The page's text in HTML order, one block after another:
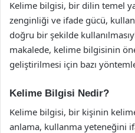
Kelime bilgisi, bir dilin temel
zenginliği ve ifade gücü,
doğru bir şekilde
makalede, kelime bilgisinin
geliştirilmesi için bazı
Kelime Bilgisi Nedir?
Kelime bilgisi, bir kişinin
anlama, kullanma yeteneğini